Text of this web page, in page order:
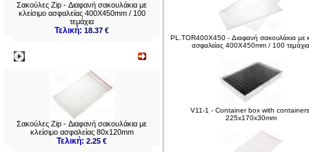
Σακούλες Zip - Διαφανή σακουλάκια με
κλείσιμο ασφαλείας 400X450mm / 100
τεμάχια
Τελική:18.37 €
Σακούλες Zip - Διαφανή σακουλάκια με
κλείσιμο ασφαλείας 80x120mm
Τελική:2.25 €
PL.TOR400X450 - Διαφανή σακουλάκια με
ασφαλείας 400X450mm / 100
V11-1 - Container box with
225x170x30mm